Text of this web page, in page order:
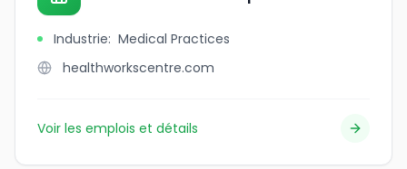
Industrie: Medical Practices
healthworkscentre.com
Voir les emplois et détails